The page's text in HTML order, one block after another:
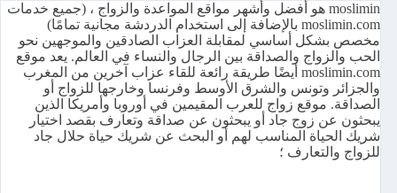
moslimin هو أفضل وأشهر مواقع المواعدة والزواج ، (جميع خدمات
moslimin.com بالإضافة إلى استخدام الدردشة مجانية تمامًا)
مخصص بشكل أساسي لمقابلة العزاب الصادقين والموجهين نحو
الحب والزواج والصداقة بين الرجال والنساء في العالم. يعد موقع
moslimin.com أيضًا طريقة رائعة للقاء عزاب آخرين من المغرب
والجزائر وتونس والشرق الأوسط وفرنسا وخارجها للزواج أو
الصداقة. موقع زواج للعرب المقيمين في أوروبا وأمريكا الذين
يبحثون عن زوج جاد أو يبحثون عن صداقة وتعارف بقصد اختيار
شريك الحياة المناسب لهم أو البحث عن شريك حياة حلال جاد
للزواج والتعارف ؛